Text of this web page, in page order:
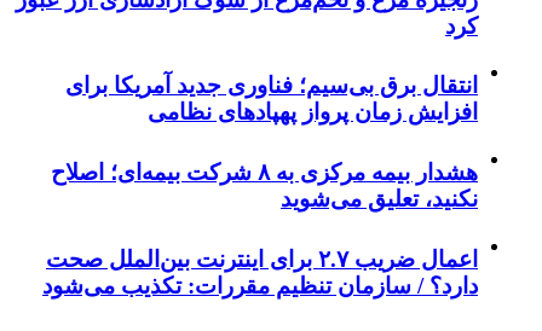
کرد
انتقال برق بی‌سیم؛ فناوری جدید آمریکا برای
افزایش زمان پرواز پهپادهای نظامی
هشدار بیمه مرکزی به ۸ شرکت بیمه‌ای؛ اصلاح
نکنید، تعلیق می‌شوید
اعمال ضریب ۲.۷ برای اینترنت بین‌الملل صحت
دارد؟ / سازمان تنظیم مقررات: تکذیب می‌شود